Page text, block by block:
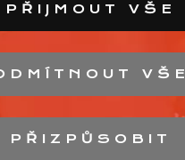
PŘIJMOUT VŠE
VŠE
PŘIZPŮSOBIT